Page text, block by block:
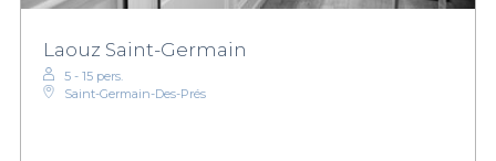
Laouz Saint-Germain
5 - 15 pers.
Saint-Germain-Des-Prés